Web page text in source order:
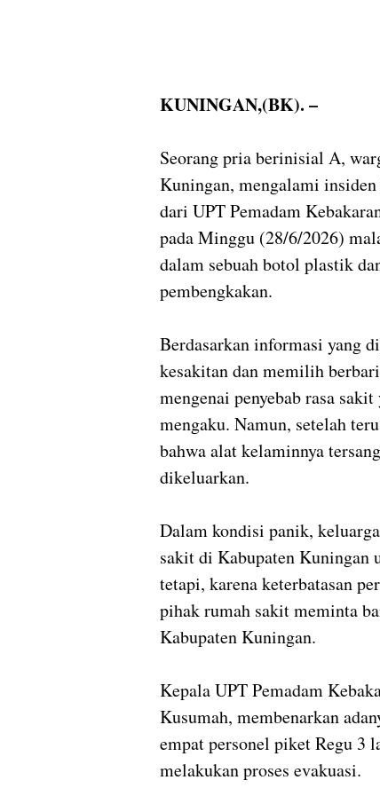
KUNINGAN,(BK). –
Seorang pria berinisial A,
Kuningan, mengalami insiden
dari UPT Pemadam
pada Minggu (28/6/2026)
dalam sebuah botol plastik
pembengkakan.
Berdasarkan informasi yang
kesakitan dan memilih
mengenai penyebab rasa
mengaku. Namun, setelah
bahwa alat kelaminnya
dikeluarkan.
Dalam kondisi panik,
sakit di Kabupaten Kuningan
tetapi, karena keterbatasan
pihak rumah sakit meminta
Kabupaten Kuningan.
Kepala UPT Pemadam
Kusumah, membenarkan
empat personel piket Regu 3
melakukan proses evakuasi.